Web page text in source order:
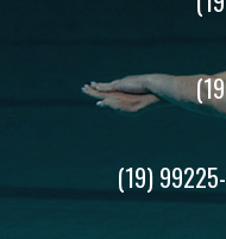
(19)